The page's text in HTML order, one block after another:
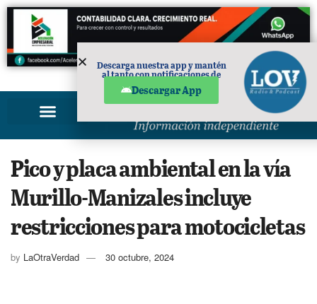
PUBLICIDAD
Pico y placa ambiental en la vía
Murillo-Manizales incluye
restricciones para motocicletas
by LaOtraVerdad 30 octubre, 2024
Descarga nuestra app y mantén
al tanto con notificaciones de
Descargar App